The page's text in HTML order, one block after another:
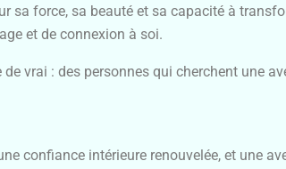
sa force, sa beauté et sa capacité à
et de connexion à soi.
vrai : des personnes qui cherchent une
confiance intérieure renouvelée, et une